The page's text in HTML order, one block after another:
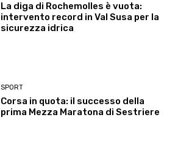
La diga di Rochemolles è vuota:
intervento record in Val Susa per la
sicurezza idrica
SPORT
Corsa in quota: il successo della
prima Mezza Maratona di Sestriere